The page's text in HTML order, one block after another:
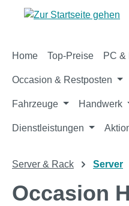
Hauptinhalt springen
Zur Suche springen
Zur Hauptnavigation
Home Top-Preise PC &
Occasion & Restposten
Fahrzeuge Handwerk
Dienstleistungen
Server & Rack Server
Occasion